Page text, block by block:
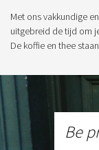
Met ons vakkundige
uitgebreid de tijd om
De koffie en thee
Be